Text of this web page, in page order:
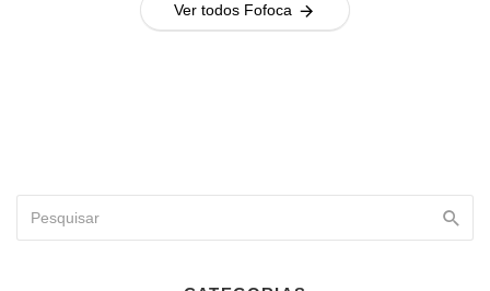
Ver todos Fofoca